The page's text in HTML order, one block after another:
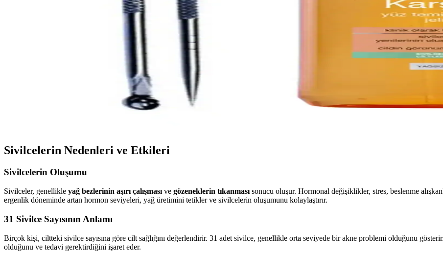
Gece losyonları, akne ve sivilce sorunlarına yönelik yatıştırıcı ve tedavi edici içeriklerle cilt sağlığını destekler, doğru kullanım ve ürün
Erken Yaşta Sivilce Tedavisi: Nedenleri, Yöntemleri ve Uzman Tavsiyeleri
Erken yaşta çıkan sivilcelerle başa çıkmak için doğru tedavi yöntemleri, doğal çözümler ve yaşam tarzı değişiklikleri hakkında bilmeniz
İngiltere Ziyareti Sonrası Sert Suyun Cilt Sorunlarına Etkisi ve Bakım Önerileri
İngiltere ziyaretinde sert suyun ciltte oluşturduğu sivilce ve tahriş sorunları, uygun bakım ve ürün seçimiyle azaltılabilir. Ciltteki değişiklikler
Sivilceye Karşı Etkili Temizleyici ve Kremler: Güncel Trendler ve Ürünler
Sivilcelerin Nedenleri ve Etkileri
Sivilcelerin Oluşumu
Sivilceler, genellikle yağ bezlerinin aşırı çalışması ve gözeneklerin tıkanması sonucu oluşur. Hormonal değişiklikler, stres, beslenme
ergenlik döneminde artan hormon seviyeleri, yağ üretimini tetikler ve sivilcelerin oluşumunu kolaylaştırır.
31 Sivilce Sayısının Anlamı
Birçok kişi, ciltteki sivilce sayısına göre cilt sağlığını değerlendirir. 31 adet sivilce, genellikle orta seviyede bir akne problemi olduğunu
olduğunu ve tedavi gerektirdiğini işaret eder.